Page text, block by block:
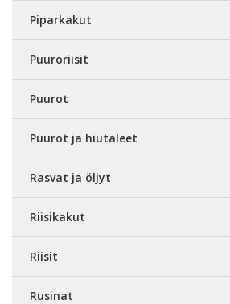
Piparkakut
Puuroriisit
Puurot
Puurot ja hiutaleet
Rasvat ja öljyt
Riisikakut
Riisit
Rusinat